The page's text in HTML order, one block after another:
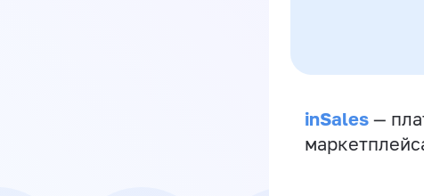
inSales —